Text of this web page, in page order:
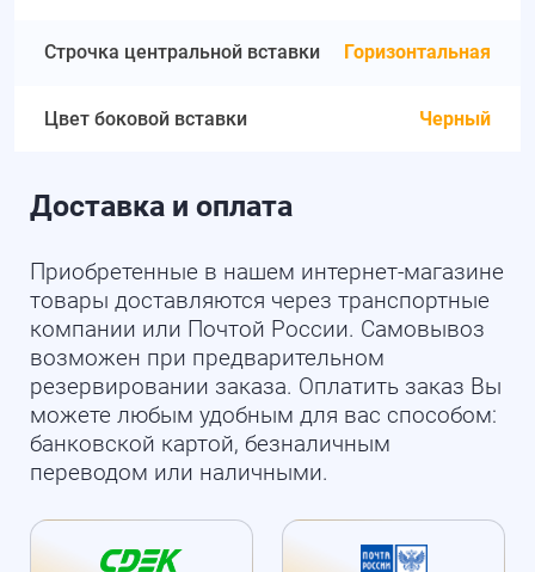
Строчка центральной вставки Горизонтальная
Цвет боковой вставки Черный
Доставка и оплата
Приобретенные в нашем интернет-магазине
товары доставляются через транспортные
компании или Почтой России. Самовывоз
возможен при предварительном
резервировании заказа. Оплатить заказ Вы
можете любым удобным для вас способом:
банковской картой, безналичным
переводом или наличными.